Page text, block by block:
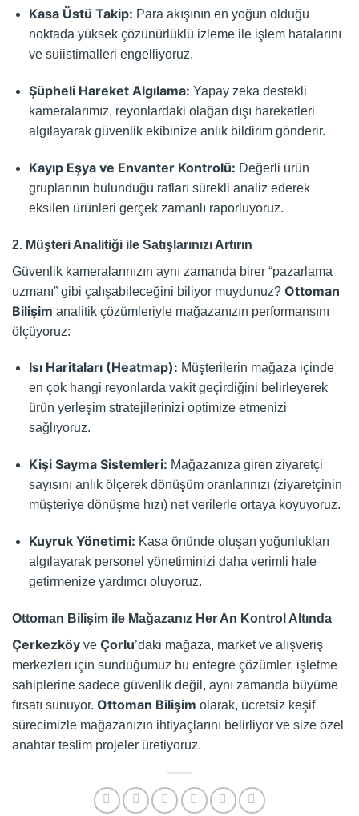
Kasa Üstü Takip: Para akışının en yoğun olduğu
noktada yüksek çözünürlüklü izleme ile işlem hatalarını
ve suiistimalleri engelliyoruz.
Şüpheli Hareket Algılama: Yapay zeka destekli
kameralarımız, reyonlardaki olağan dışı hareketleri
algılayarak güvenlik ekibinize anlık bildirim gönderir.
Kayıp Eşya ve Envanter Kontrolü: Değerli ürün
gruplarının bulunduğu rafları sürekli analiz ederek
eksilen ürünleri gerçek zamanlı raporluyoruz.
2. Müşteri Analitiği ile Satışlarınızı Artırın
Güvenlik kameralarınızın aynı zamanda birer “pazarlama
uzmanı” gibi çalışabileceğini biliyor muydunuz? Ottoman
Bilişim analitik çözümleriyle mağazanızın performansını
ölçüyoruz:
Isı Haritaları (Heatmap): Müşterilerin mağaza içinde
en çok hangi reyonlarda vakit geçirdiğini belirleyerek
ürün yerleşim stratejilerinizi optimize etmenizi
sağlıyoruz.
Kişi Sayma Sistemleri: Mağazanıza giren ziyaretçi
sayısını anlık ölçerek dönüşüm oranlarınızı (ziyaretçinin
müşteriye dönüşme hızı) net verilerle ortaya koyuyoruz.
Kuyruk Yönetimi: Kasa önünde oluşan yoğunlukları
algılayarak personel yönetiminizi daha verimli hale
getirmenize yardımcı oluyoruz.
Ottoman Bilişim ile Mağazanız Her An Kontrol Altında
Çerkezköy ve Çorlu’daki mağaza, market ve alışveriş
merkezleri için sunduğumuz bu entegre çözümler, işletme
sahiplerine sadece güvenlik değil, aynı zamanda büyüme
fırsatı sunuyor. Ottoman Bilişim olarak, ücretsiz keşif
sürecimizle mağazanızın ihtiyaçlarını belirliyor ve size özel
anahtar teslim projeler üretiyoruz.